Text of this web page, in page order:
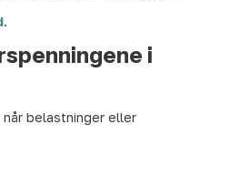
.
i
belastninger eller